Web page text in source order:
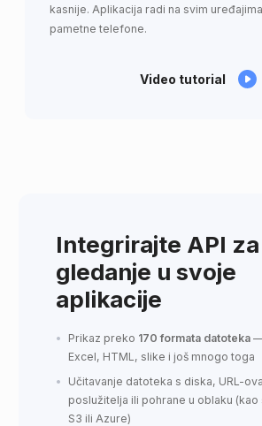
kasnije. Aplikacija radi na svim
pametne telefone.
Video tutorial
Integrirajte API za
gledanje u svoje
aplikacije
Prikaz preko 170 formata datoteka —
Excel, HTML, slike i još mnogo toga
Učitavanje datoteka s diska, URL-
poslužitelja ili pohrane u oblaku (kao
S3 ili Azure)